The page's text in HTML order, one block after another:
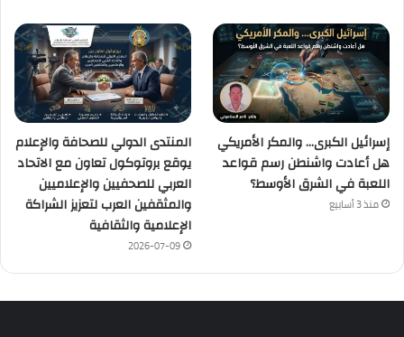
إسرائيل الكبرى… والمكر الأمريكي
هل أعادت واشنطن رسم قواعد
اللعبة في الشرق الأوسط؟
منذ 3 أسابيع
المنتدى الدولي للصحافة والإعلام
يوقع بروتوكول تعاون مع الاتحاد
العربي للصحفيين والإعلاميين
والمثقفين العرب لتعزيز الشراكة
الإعلامية والثقافية
2026-07-09